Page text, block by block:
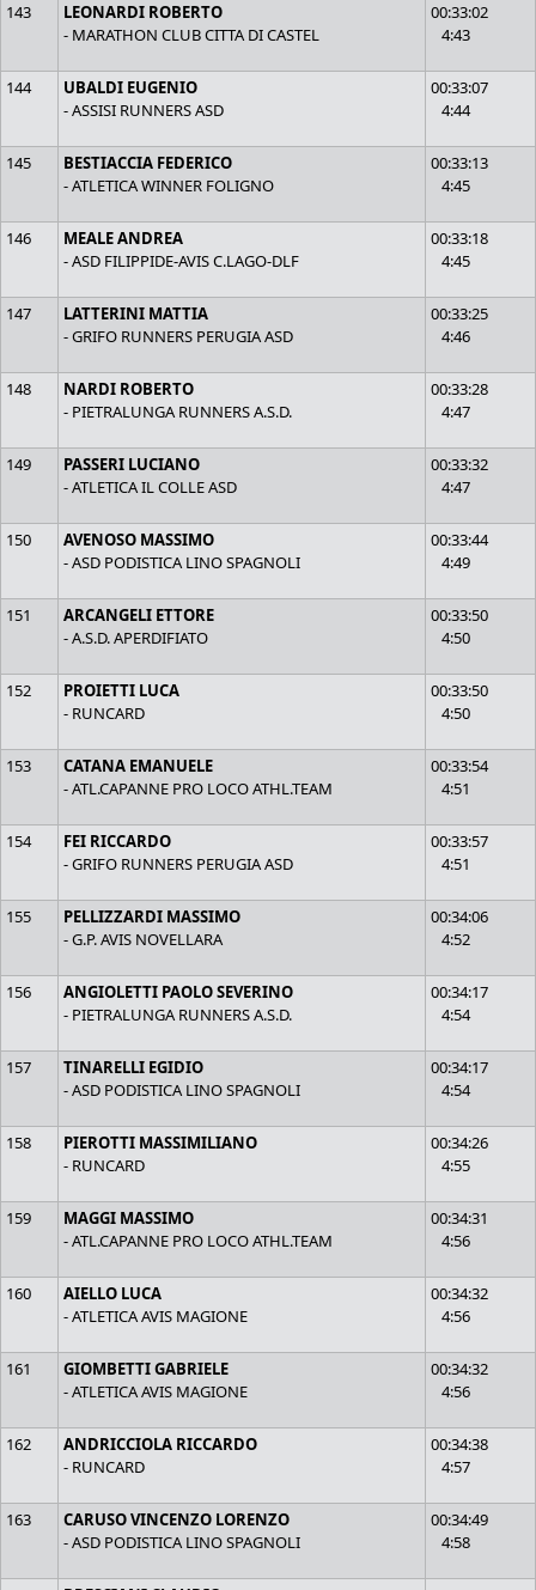
143
LEONARDI ROBERTO
- MARATHON CLUB CITTA DI CASTEL
00:33:02
4:43
144
UBALDI EUGENIO
- ASSISI RUNNERS ASD
00:33:07
4:44
145
BESTIACCIA FEDERICO
- ATLETICA WINNER FOLIGNO
00:33:13
4:45
146
MEALE ANDREA
- ASD FILIPPIDE-AVIS C.LAGO-DLF
00:33:18
4:45
147
LATTERINI MATTIA
- GRIFO RUNNERS PERUGIA ASD
00:33:25
4:46
148
NARDI ROBERTO
- PIETRALUNGA RUNNERS A.S.D.
00:33:28
4:47
149
PASSERI LUCIANO
- ATLETICA IL COLLE ASD
00:33:32
4:47
150
AVENOSO MASSIMO
- ASD PODISTICA LINO SPAGNOLI
00:33:44
4:49
151
ARCANGELI ETTORE
- A.S.D. APERDIFIATO
00:33:50
4:50
152
PROIETTI LUCA
- RUNCARD
00:33:50
4:50
153
CATANA EMANUELE
- ATL.CAPANNE PRO LOCO ATHL.TEAM
00:33:54
4:51
154
FEI RICCARDO
- GRIFO RUNNERS PERUGIA ASD
00:33:57
4:51
155
PELLIZZARDI MASSIMO
- G.P. AVIS NOVELLARA
00:34:06
4:52
156
ANGIOLETTI PAOLO SEVERINO
- PIETRALUNGA RUNNERS A.S.D.
00:34:17
4:54
157
TINARELLI EGIDIO
- ASD PODISTICA LINO SPAGNOLI
00:34:17
4:54
158
PIEROTTI MASSIMILIANO
- RUNCARD
00:34:26
4:55
159
MAGGI MASSIMO
- ATL.CAPANNE PRO LOCO ATHL.TEAM
00:34:31
4:56
160
AIELLO LUCA
- ATLETICA AVIS MAGIONE
00:34:32
4:56
161
GIOMBETTI GABRIELE
- ATLETICA AVIS MAGIONE
00:34:32
4:56
162
ANDRICCIOLA RICCARDO
- RUNCARD
00:34:38
4:57
163
CARUSO VINCENZO LORENZO
- ASD PODISTICA LINO SPAGNOLI
00:34:49
4:58